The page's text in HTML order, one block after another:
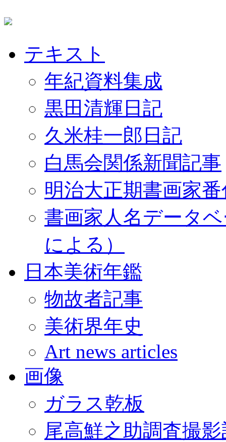
テキスト
年紀資料集成
黒田清輝日記
久米桂一郎日記
白馬会関係新聞記事
明治大正期書画家
書画家人名データ
による）
日本美術年鑑
物故者記事
美術界年史
Art news articles
画像
ガラス乾板
尾高鮮之助調査撮